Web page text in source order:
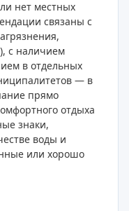
нет местных
связаны с
с наличием
в отдельных
— в
прямо
отдыха
знаки,
воды и
или хорошо